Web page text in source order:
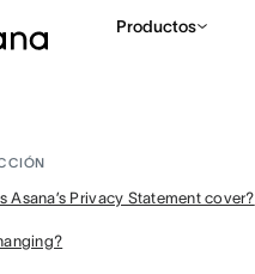
Productos
Asana’s Privacy Statement cover?